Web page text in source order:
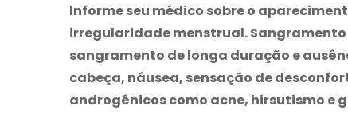
Informe seu médico sobre o
irregularidade menstrual.
sangramento de longa duração e
cabeça, náusea, sensação de
androgênicos como acne, hirsutismo e